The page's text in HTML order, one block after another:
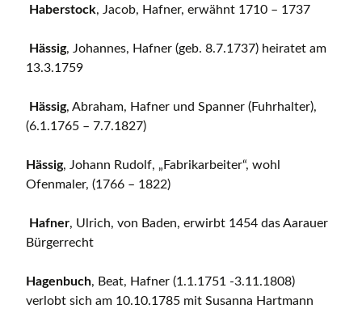
Haberstock, Jacob, Hafner, erwähnt 1710 – 1737
Hässig, Johannes, Hafner (geb. 8.7.1737) heiratet am
13.3.1759
Hässig, Abraham, Hafner und Spanner (Fuhrhalter),
(6.1.1765 – 7.7.1827)
Hässig, Johann Rudolf, „Fabrikarbeiter“, wohl
Ofenmaler, (1766 – 1822)
Hafner, Ulrich, von Baden, erwirbt 1454 das Aarauer
Bürgerrecht
Hagenbuch, Beat, Hafner (1.1.1751 -3.11.1808)
verlobt sich am 10.10.1785 mit Susanna Hartmann